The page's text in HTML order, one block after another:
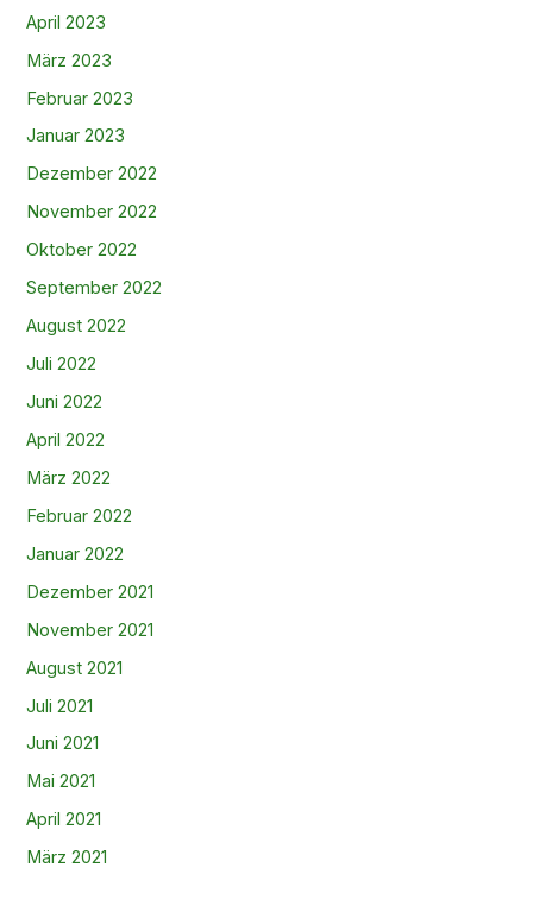
April 2023
März 2023
Februar 2023
Januar 2023
Dezember 2022
November 2022
Oktober 2022
September 2022
August 2022
Juli 2022
Juni 2022
April 2022
März 2022
Februar 2022
Januar 2022
Dezember 2021
November 2021
August 2021
Juli 2021
Juni 2021
Mai 2021
April 2021
März 2021